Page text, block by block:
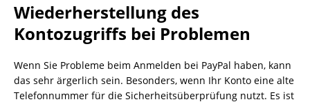
Wiederherstellung des
Kontozugriffs bei Problemen
Wenn Sie Probleme beim Anmelden bei PayPal haben, kann
das sehr ärgerlich sein. Besonders, wenn Ihr Konto eine alte
Telefonnummer für die Sicherheitsüberprüfung nutzt. Es ist